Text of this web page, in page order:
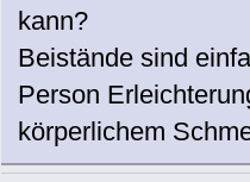
kann?
Beistände sind
Person
körperlichem